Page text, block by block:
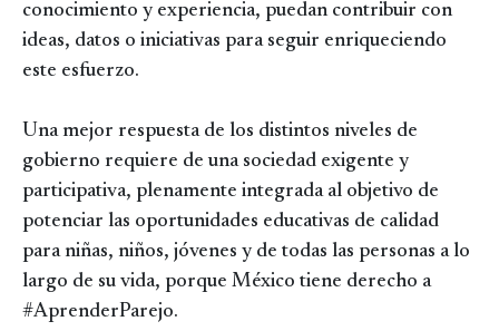
conocimiento y experiencia, puedan contribuir con
ideas, datos o iniciativas para seguir enriqueciendo
este esfuerzo.
Una mejor respuesta de los distintos niveles de
gobierno requiere de una sociedad exigente y
participativa, plenamente integrada al objetivo de
potenciar las oportunidades educativas de calidad
para niñas, niños, jóvenes y de todas las personas a lo
largo de su vida, porque México tiene derecho a
#AprenderParejo.